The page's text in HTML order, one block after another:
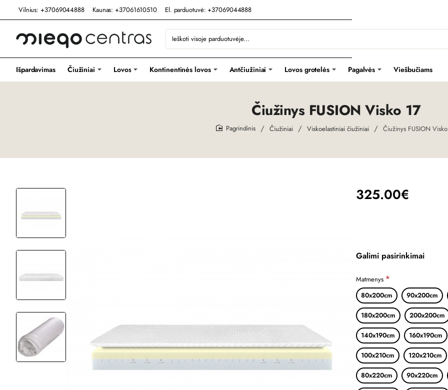
Vilnius: +37069044888 Kaunas: +37061610510 El. parduotuvė: +37069044888
Ieškoti
visoje
parduotuvėje...
Išpardavimas Čiužiniai Lovos Kontinentinės lovos Antčiužiniai Lovos grotelės Pagalvės Viešbučiams
Čiužinys FUSION Visko 17
Čiužiniai Viskoelastiniai čiužiniai Čiužinys FUSION
325.00€
Galimi pasirinkimai
Matmenys
80x200cm
90x200cm
180x200cm 200x200cm
140x190cm 160x190cm
100x210cm 120x210cm
80x220cm 90x220cm